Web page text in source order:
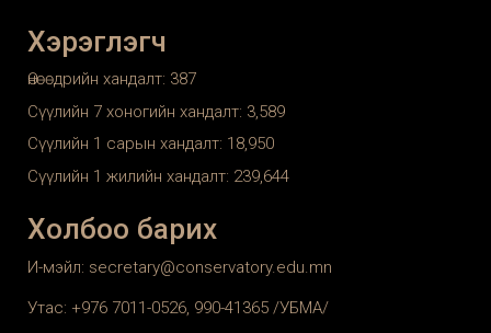
Хэрэглэгч
Өнөөдрийн хандалт: 387
Сүүлийн 7 хоногийн хандалт: 3,589
Сүүлийн 1 сарын хандалт: 18,950
Сүүлийн 1 жилийн хандалт: 239,644
Холбоо барих
И-мэйл: secretary@conservatory.edu.mn
Утас: +976 7011-0526, 990-41365 /УБМА/